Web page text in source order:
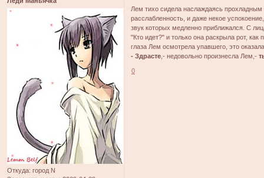
Откуда: город N
Лем тихо сидела наслаждаясь
расслабленность, и даже некое
звук которых медленно приближался. С
"Кто идет?" и только она раскрыла рот,
глаза Лем осмотрела упавшего, это
- Здрасте ,- недовольно произнесла Лем,-
0